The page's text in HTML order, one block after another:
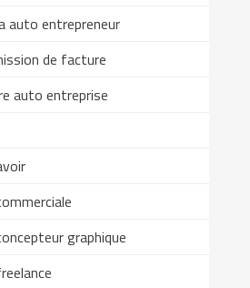
auto entrepreneur
de facture
auto entreprise
graphique